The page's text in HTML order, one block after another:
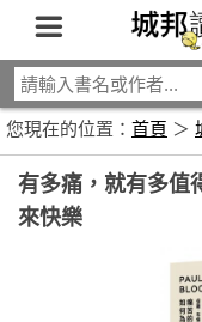
您現在的位置： 首頁 ＞
有多痛，就有多值
來快樂